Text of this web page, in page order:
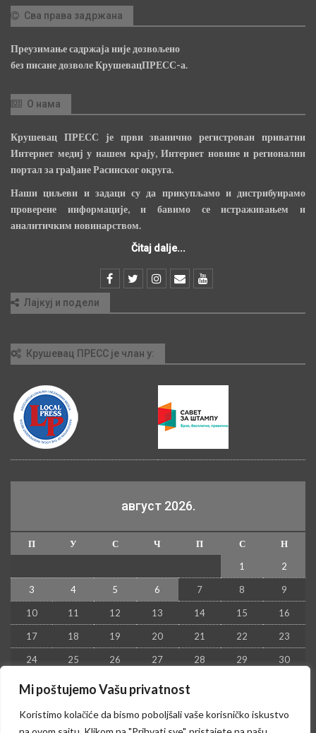
Mi poštujemo Vašu privatnost
Koristimo kolačiće da bismo poboljšali vaše korisničko iskustvo
Сва права задржана
Преузимање садржаја није дозвољено
без писане дозволе КрушевацПРЕСС-а.
О нама
Крушевац ПРЕСС је први званично регистрован приватни
Интернет медиј у нашем крају, Интернет новине и регионални
портал за грађане Расинског округа.
Наши циљеви и задаци су да прикупљамо и дистрибуирамо
проверене информације, и бавимо се истраживањем и
аналитичким новинарством.
Čitaj dalje...
Лајкуј и подели
Крушевац ПРЕСС је члан у:
август 2026.
П У С Ч П С
Н
1
2
3 4 5 6 7 8 9
10 11 12 13 14 15 16
17 18 19 20 21 22 23
24 25 26 27 28 29 30
31